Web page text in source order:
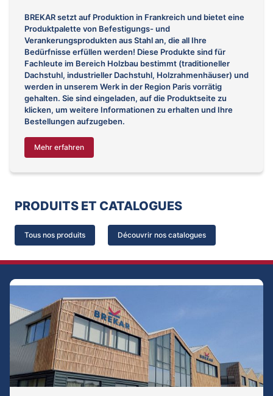
BREKAR setzt auf Produktion in Frankreich und bietet eine
Produktpalette von Befestigungs- und
Verankerungsprodukten aus Stahl an, die all Ihre
Bedürfnisse erfüllen werden! Diese Produkte sind für
Fachleute im Bereich Holzbau bestimmt (traditioneller
Dachstuhl, industrieller Dachstuhl, Holzrahmenhäuser) und
werden in unserem Werk in der Region Paris vorrätig
gehalten. Sie sind eingeladen, auf die Produktseite zu
klicken, um weitere Informationen zu erhalten und Ihre
Bestellungen aufzugeben.
Mehr erfahren
PRODUITS ET CATALOGUES
Tous nos produits Découvrir nos catalogues